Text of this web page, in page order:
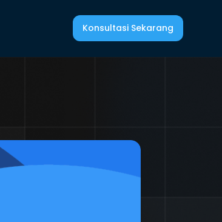
Konsultasi Sekarang